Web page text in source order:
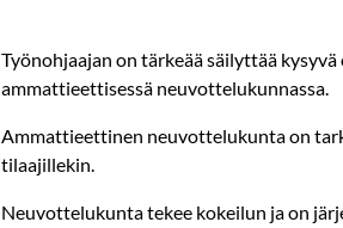
Työnohjaajan on tärkeää säilyttää
ammattieettisessä neuvottelukunnassa.
Ammattieettinen neuvottelukunta on
tilaajillekin.
Neuvottelukunta tekee kokeilun ja on